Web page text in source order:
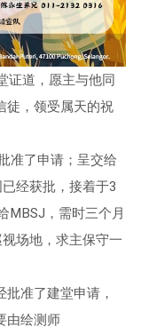
证道，愿主与他同
徒，领受属天的祝
准了申请；呈交给
经获批，接着于3
MBSJ，需时三个月
场地，求主保守一
批准了建堂申请，
由绘测师